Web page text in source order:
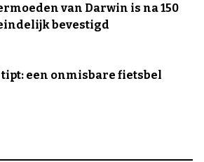
van Darwin is na 150
bevestigd
tipt: een onmisbare fietsbel